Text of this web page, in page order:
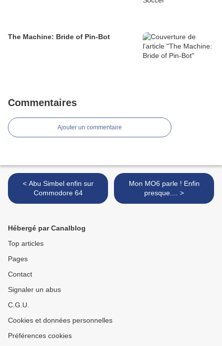
The Machine: Bride of Pin-Bot
Commentaires
Ajouter un commentaire
< Abu Simbel enfin sur
Commodore 64
Mon MO6 parle ! Enfin
presque.... >
Hébergé par Canalblog
Top articles
Pages
Contact
Signaler un abus
C.G.U.
Cookies et données personnelles
Préférences cookies